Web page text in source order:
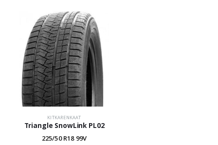
KITKARENKAAT
Triangle SnowLink PL02
225/50 R18 99V